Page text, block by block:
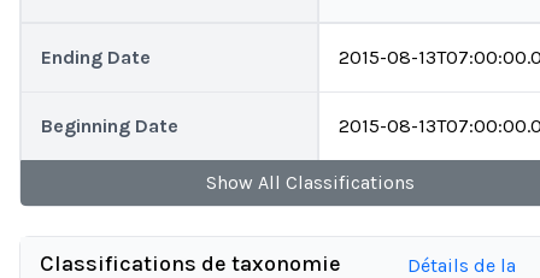
Ending Date 2015-08-
Beginning Date 2015-08-
Show All Classifications
Classifications de taxonomie
Détails de la